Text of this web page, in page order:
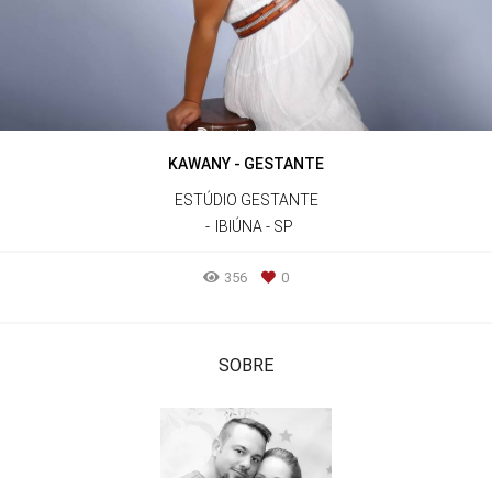
KAWANY - GESTANTE
ESTÚDIO GESTANTE
IBIÚNA - SP
356 0
SOBRE